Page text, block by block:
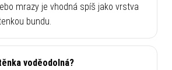
mrazy je vhodná spíš jako vrstva
bundu.
voděodolná?